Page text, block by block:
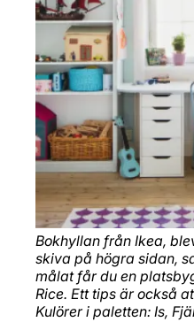
Bokhyllan från Ikea,
skiva på högra sidan,
målat får du en
Rice. Ett tips är också
Kulörer i paletten: Is,